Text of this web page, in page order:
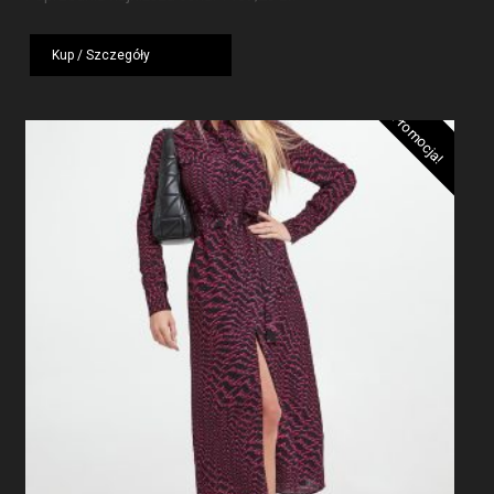
1919,00 zł.1439,25 zł.
Kup / Szczegóły
Promocja!